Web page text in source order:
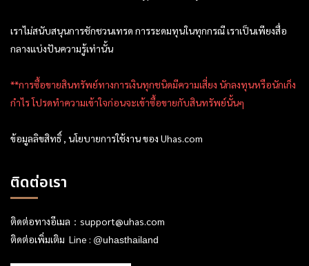
เราไม่สนับสนุนการชักชวนเทรด การระดมทุนในทุกกรณี เราเป็นเพียงสื่อ
กลางแบ่งปันความรู้เท่านั้น
**การซื้อขายสินทรัพย์ทางการเงินทุกชนิดมีความเสี่ยง นักลงทุนหรือนักเก็ง
กำไร โปรดทำความเข้าใจก่อนจะเข้าซื้อขายกับสินทรัพย์นั้นๆ
ข้อมูลลิขสิทธิ์ , นโยบายการใช้งาน ของ Uhas.com
ติดต่อเรา
ติดต่อทางอีเมล： support@uhas.com
ติดต่อเพิ่มเติม Line : @uhasthailand